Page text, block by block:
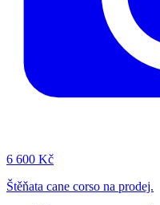
6 600 Kč
Štěňata cane corso na prodej.